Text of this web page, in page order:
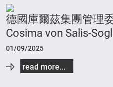
德國庫爾茲集團管理
Cosima von Salis-
01/09/2025
read more...